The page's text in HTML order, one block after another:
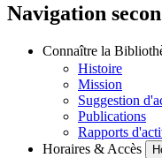
Navigation
Connaître la
Histoire
Mission
Suggestion
Publications
Rapports
Horaires & Accès